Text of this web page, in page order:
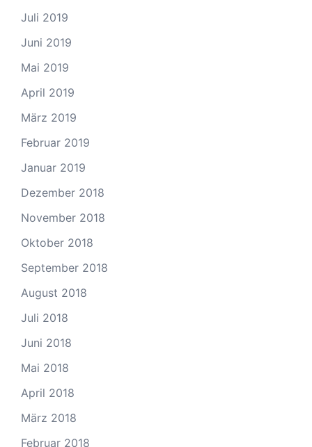
Juli 2019
Juni 2019
Mai 2019
April 2019
März 2019
Februar 2019
Januar 2019
Dezember 2018
November 2018
Oktober 2018
September 2018
August 2018
Juli 2018
Juni 2018
Mai 2018
April 2018
März 2018
Februar 2018